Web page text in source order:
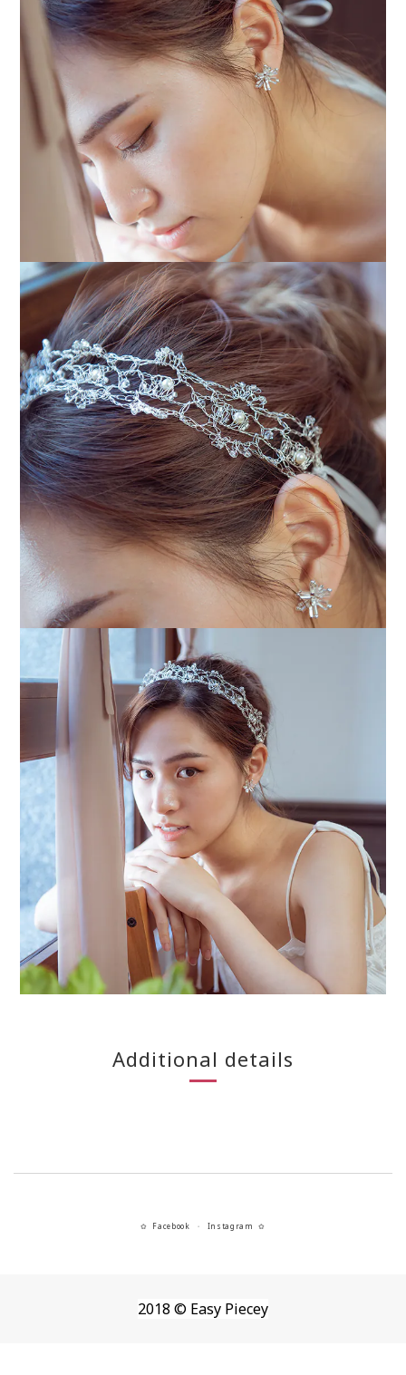
Additional details
✿ Facebook ・ Instagram ✿
2018 © Easy Piecey